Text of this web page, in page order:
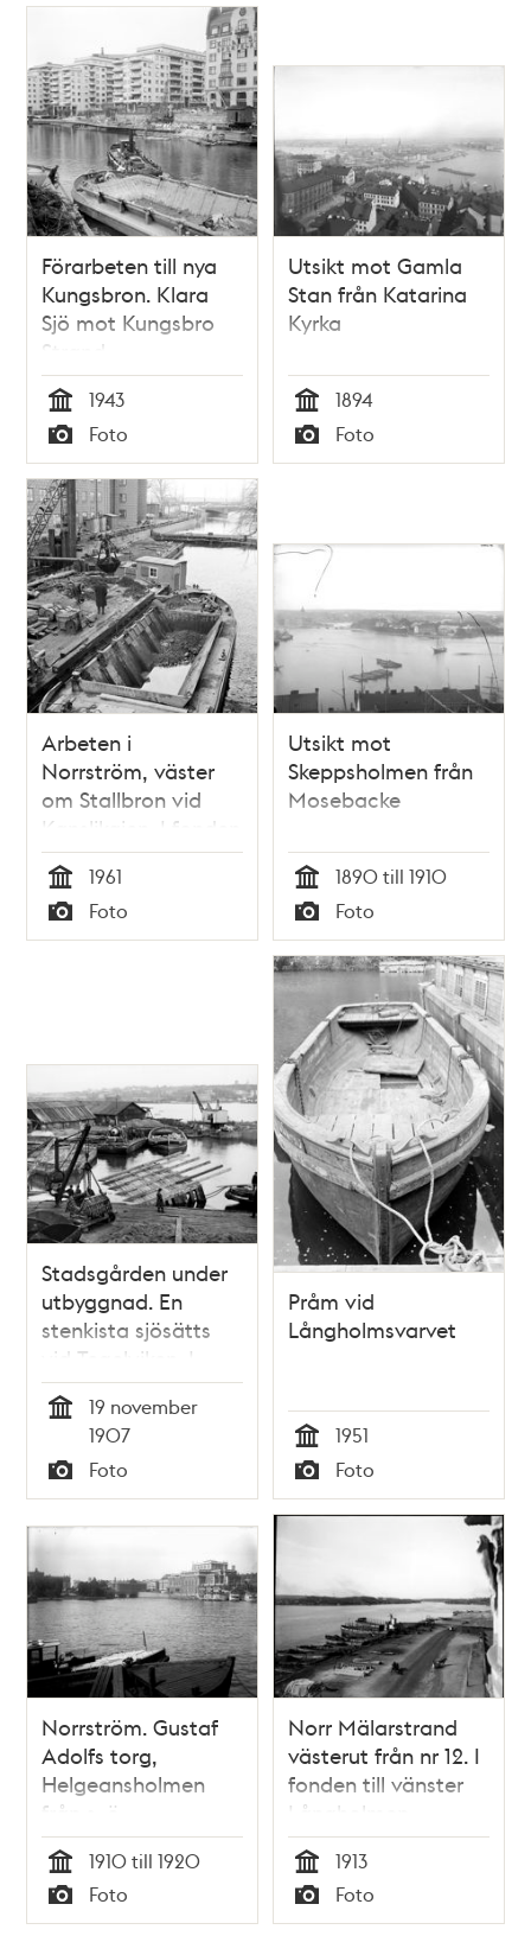
Förarbeten till nya
Kungsbron. Klara
Sjö mot Kungsbro
Strand
Tid
1943
Typ
Foto
Utsikt mot Gamla
Stan från Katarina
Kyrka
Tid
1894
Typ
Foto
Arbeten i
Norrström, väster
om Stallbron vid
Kanslikajen. I fonden
Vasabron
Tid
1961
Typ
Foto
Utsikt mot
Skeppsholmen från
Mosebacke
Tid
1890 till 1910
Typ
Foto
Stadsgården under
utbyggnad. En
stenkista sjösätts
vid Tegelviken. I
fonden Djurgården
19 november
1907
Typ
Foto
Pråm vid
Långholmsvarvet
Tid
1951
Typ
Foto
Norrström. Gustaf
Adolfs torg,
Helgeansholmen
från s. ö
Tid
1910 till 1920
Typ
Foto
Norr Mälarstrand
västerut från nr 12. I
fonden till vänster
Långholmen
Tid
1913
Typ
Foto